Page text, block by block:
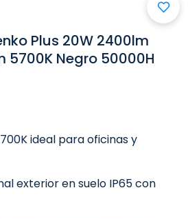
Plus 20W 2400lm
5700K Negro 50000H
ideal para oficinas y
exterior en suelo IP65 con